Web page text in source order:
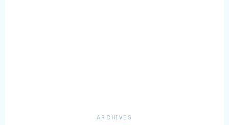
ARCHIVES